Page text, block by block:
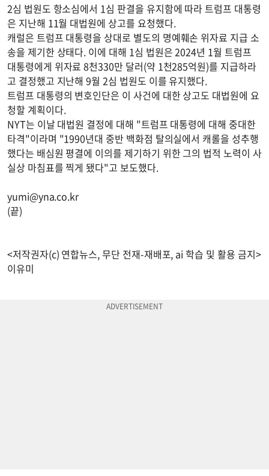
2심 법원도 항소심에서 1심 판결을 유지함에 따라 트럼프 대통령
은 지난해 11월 대법원에 상고를 요청했다.
캐럴은 트럼프 대통령을 상대로 별도의 명예훼손 위자료 지급 소
송을 제기한 상태다. 이에 대해 1심 법원은 2024년 1월 트럼프
대통령에게 위자료 8천330만 달러(약 1천285억원)를 지급하라
고 결정했고 지난해 9월 2심 법원도 이를 유지했다.
트럼프 대통령의 변호인단은 이 사건에 대한 상고도 대법원에 요
청할 계획이다.
NYT는 이날 대법원 결정에 대해 "트럼프 대통령에 대해 중대한
타격"이라며 "1990년대 중반 백화점 탈의실에서 캐롤을 성추행
했다는 배심원 평결에 이의를 제기하기 위한 그의 법적 노력이 사
실상 마침표를 찍게 됐다"고 보도했다.
yumi@yna.co.kr
(끝)
<저작권자(c) 연합뉴스, 무단 전재-재배포, ai 학습 및 활용 금지>
이유미